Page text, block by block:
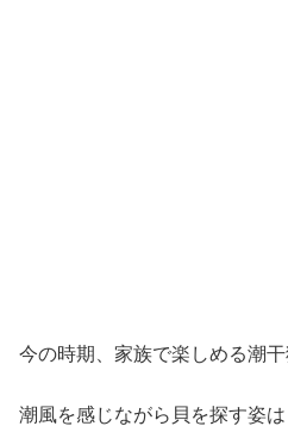
今の時期、家族で楽しめる潮干
潮風を感じながら貝を探す姿